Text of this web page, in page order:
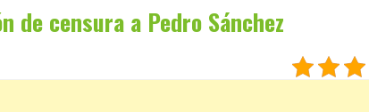
de censura a Pedro Sánchez